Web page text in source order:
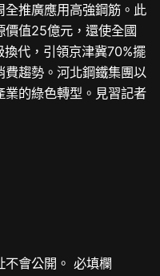
推廣應用高強鋼筋。此
價值25億元，還使全國
代，引領京津冀70%擺
趨勢。河北鋼鐵集團以
業的綠色轉型。見習記者
會公開。 必填欄